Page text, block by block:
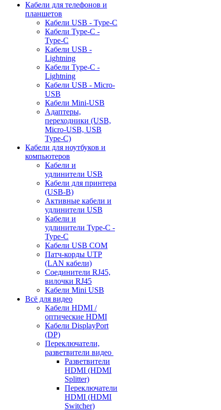
Кабели для телефонов и
планшетов
Кабели USB - Type-C
Кабели Type-C -
Type-C
Кабели USB -
Lightning
Кабели Type-C -
Lightning
Кабели USB - Micro-
USB
Кабели Mini-USB
Адаптеры,
переходники (USB,
Micro-USB, USB
Type-C)
Кабели для ноутбуков и
компьютеров
Кабели и
удлинители USB
Кабели для принтера
(USB-B)
Активные кабели и
удлинители USB
Кабели и
удлинители Type-C -
Type-C
Кабели USB COM
Патч-корды UTP
(LAN кабели)
Соединители RJ45,
вилочки RJ45
Кабели Mini USB
Всё для видео
Кабели HDMI /
оптические HDMI
Кабели DisplayPort
(DP)
Переключатели,
разветвители видео
Разветвители
HDMI (HDMI
Splitter)
Переключатели
HDMI (HDMI
Switcher)